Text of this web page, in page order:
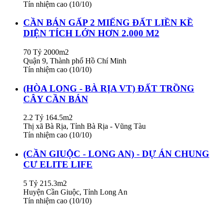
Tín nhiệm cao (10/10)
CẦN BÁN GẤP 2 MIẾNG ĐẤT LIỀN KỀ
DIỆN TÍCH LỚN HƠN 2.000 M2
70 Tỷ 2000m2
Quận 9, Thành phố Hồ Chí Minh
Tín nhiệm cao (10/10)
(HÒA LONG - BÀ RỊA VT) ĐẤT TRỒNG
CÂY CẦN BÁN
2.2 Tỷ 164.5m2
Thị xã Bà Rịa, Tỉnh Bà Rịa - Vũng Tàu
Tín nhiệm cao (10/10)
(CẦN GIUỘC - LONG AN) - DỰ ÁN CHUNG
CƯ ELITE LIFE
5 Tỷ 215.3m2
Huyện Cần Giuộc, Tỉnh Long An
Tín nhiệm cao (10/10)